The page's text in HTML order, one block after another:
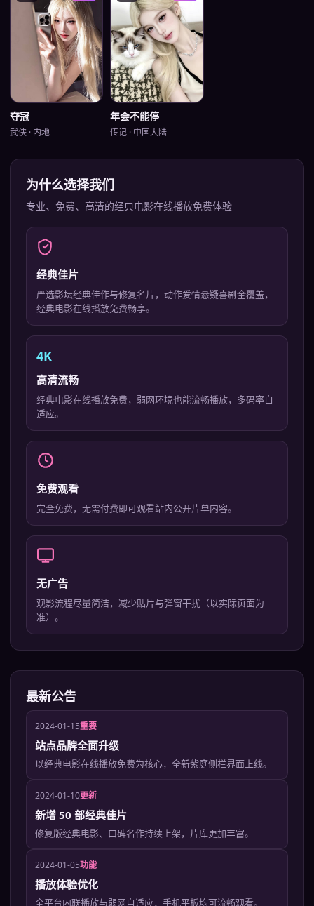
夺冠
武侠 · 内地
年会不能停
传记 · 中国大陆
为什么选择我们
专业、免费、高清的经典电影在线播放免费体验
经典佳片
严选影坛经典佳作与修复名片，动作爱情悬疑喜剧全覆盖，
经典电影在线播放免费畅享。
4K
高清流畅
经典电影在线播放免费，弱网环境也能流畅播放，多码率自
适应。
免费观看
完全免费，无需付费即可观看站内公开片单内容。
无广告
观影流程尽量简洁，减少贴片与弹窗干扰（以实际页面为
准）。
最新公告
2024-01-15重要
站点品牌全面升级
以经典电影在线播放免费为核心，全新紫庭侧栏界面上线。
2024-01-10更新
新增 50 部经典佳片
修复版经典电影、口碑名作持续上架，片库更加丰富。
2024-01-05功能
播放体验优化
全平台内联播放与弱网自适应，手机平板均可流畅观看。